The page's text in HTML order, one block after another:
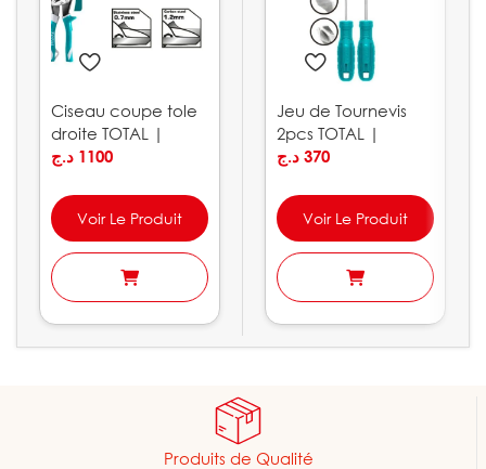
Ciseau coupe tole
droite TOTAL |
THT523106
1100 د.ج
Voir Le Produit
Jeu de Tournevis
2pcs TOTAL |
THTDC250201
370 د.ج
Voir Le Produit
Produits de Qualité